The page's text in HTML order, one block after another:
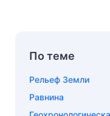
По теме
Рельеф Земли
Равнина